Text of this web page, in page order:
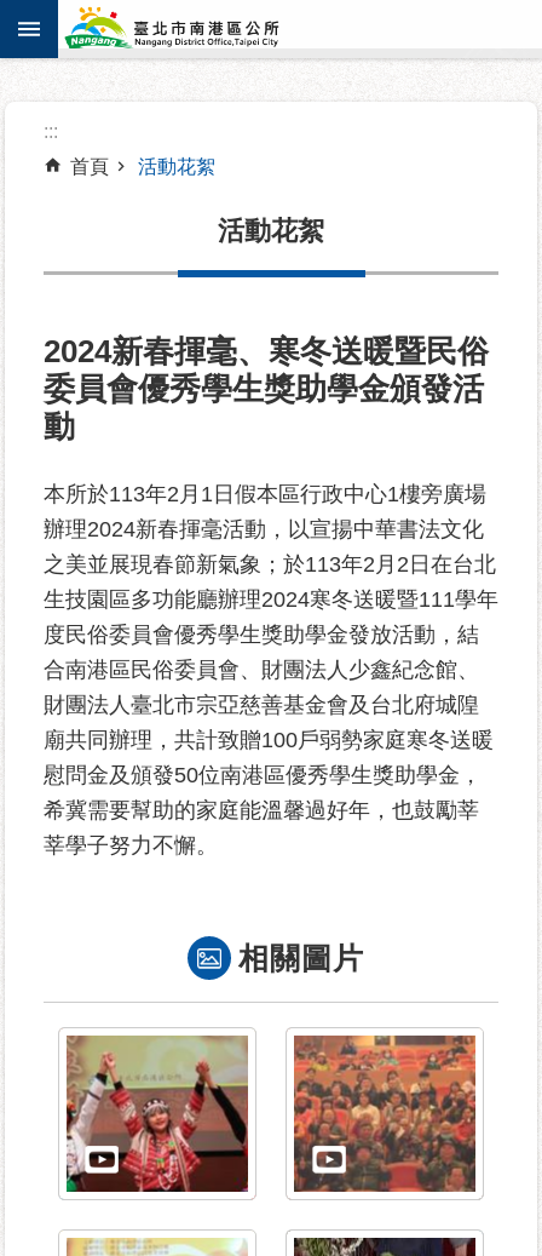
跳到主要內容區塊
進
階
搜
關
介
紹
識
南
港
為
民
服
務
鄰
里
資
訊
防
Disaster
prevention
:::
首頁
活動花絮
活動花絮
2024新春揮毫、寒冬送暖暨民俗
委員會優秀學生獎助學金頒發活
動
本所於113年2月1日假本區行政中心1樓旁廣場
辦理2024新春揮毫活動，以宣揚中華書法文化
之美並展現春節新氣象；於113年2月2日在台北
生技園區多功能廳辦理2024寒冬送暖暨111學年
度民俗委員會優秀學生獎助學金發放活動，結
合南港區民俗委員會、財團法人少鑫紀念館、
財團法人臺北市宗亞慈善基金會及台北府城隍
廟共同辦理，共計致贈100戶弱勢家庭寒冬送暖
慰問金及頒發50位南港區優秀學生獎助學金，
希冀需要幫助的家庭能溫馨過好年，也鼓勵莘
莘學子努力不懈。
相關圖片